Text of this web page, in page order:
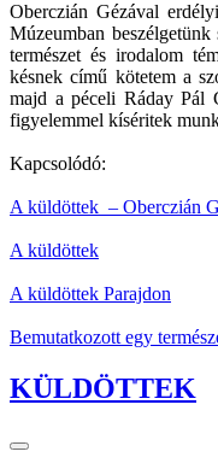
Oberczián Gézával
Múzeumban
természet és irodalom
késnek című kötetem a
majd a péceli Ráday Pál
figyelemmel kíséritek
Kapcsolódó:
A küldöttek – Oberczián
A küldöttek
A küldöttek Parajdon
Bemutatkozott egy
KÜLDÖTTEK